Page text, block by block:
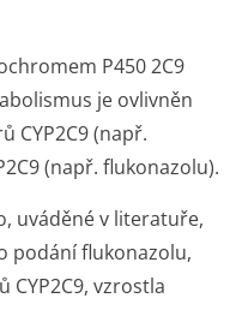
P450 2C9
je ovlivněn
CYP2C9 (např.
(např. flukonazolu).
, uváděné v literatuře,
podání flukonazolu,
vzrostla